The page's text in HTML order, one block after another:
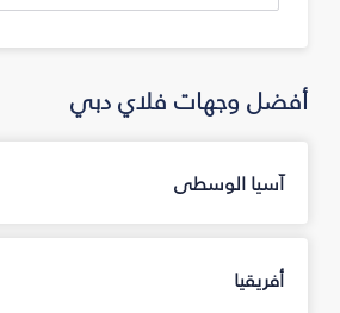
أفضل وجهات فلاي دبي
آسيا الوسطى
أفريقيا